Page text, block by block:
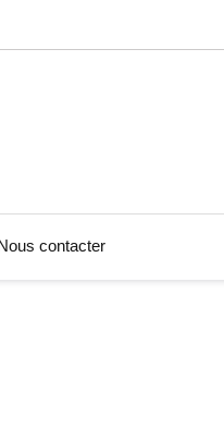
contacter